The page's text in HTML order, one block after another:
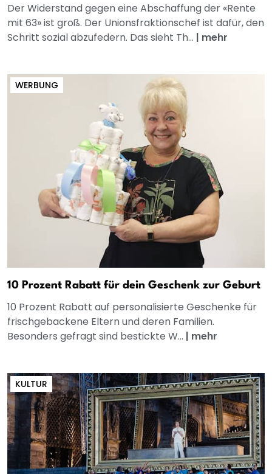
Der Widerstand gegen eine Abschaffung der «Rente
mit 63» ist groß. Der Unionsfraktionschef ist dafür, den
Schritt sozial abzufedern. Das sieht Th... | mehr
WERBUNG
10 Prozent Rabatt für dein Geschenk zur Geburt
10 Prozent Rabatt auf personalisierte Geschenke für
frischgebackene Eltern und deren Familien.
Besonders gefragt sind bestickte W... | mehr
KULTUR